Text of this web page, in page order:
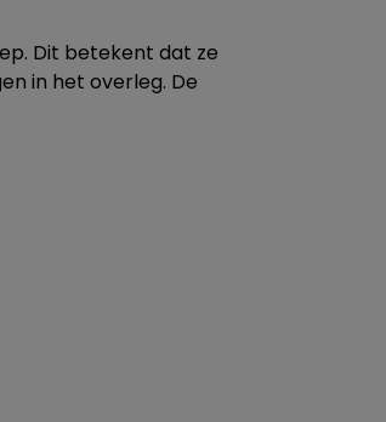
Dit betekent dat ze
in het overleg. De